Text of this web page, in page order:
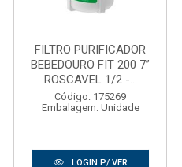
FILTRO PURIFICADOR
BEBEDOURO FIT 200 7”
ROSCAVEL 1/2 -...
Código: 175269
Embalagem: Unidade
LOGIN P/ VER